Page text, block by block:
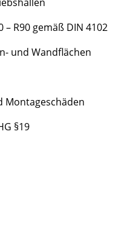
R90 gemäß DIN 4102
und Wandflächen
Montageschäden
§19